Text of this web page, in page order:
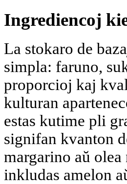
Ingrediencoj
La stokaro de
simpla: faruno,
proporcioj kaj
kulturan
estas kutime pli
signifan kvanton
margarino aŭ
inkludas amelon